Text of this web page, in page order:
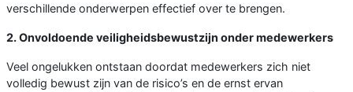
verschillende onderwerpen effectief over te brengen.
2. Onvoldoende veiligheidsbewustzijn onder medewerkers
Veel ongelukken ontstaan doordat medewerkers zich niet
volledig bewust zijn van de risico’s en de ernst ervan